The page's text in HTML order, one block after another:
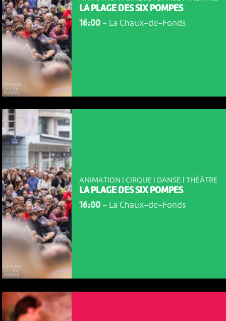
LA PLAGE DES SIX POMPES
16:00- La Chaux-de-Fonds
ANIMATION | CIRQUE | DANSE | THÉÂTRE
LA PLAGE DES SIX POMPES
16:00- La Chaux-de-Fonds